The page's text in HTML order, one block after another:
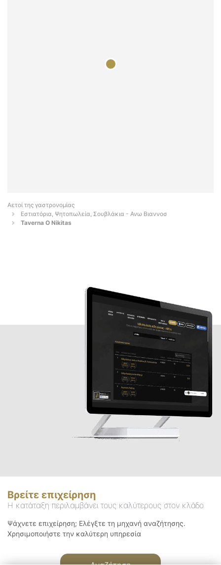
Αετοί της γαστρονομίας
Εστιατόρια, Ψητοπωλεία, Σουβλάκια - Ανω Βιαννοσ
Taverna O Nikitas
Βρείτε επιχείρηση
Η κατάταξη περιλαμβάνει τους καλύτερους στον κλάδο
Ψάχνετε επιχείρηση; Ελέγξτε τη μηχανή αναζήτησης.
Χρησιμοποιήστε την καλύτερη υπηρεσία